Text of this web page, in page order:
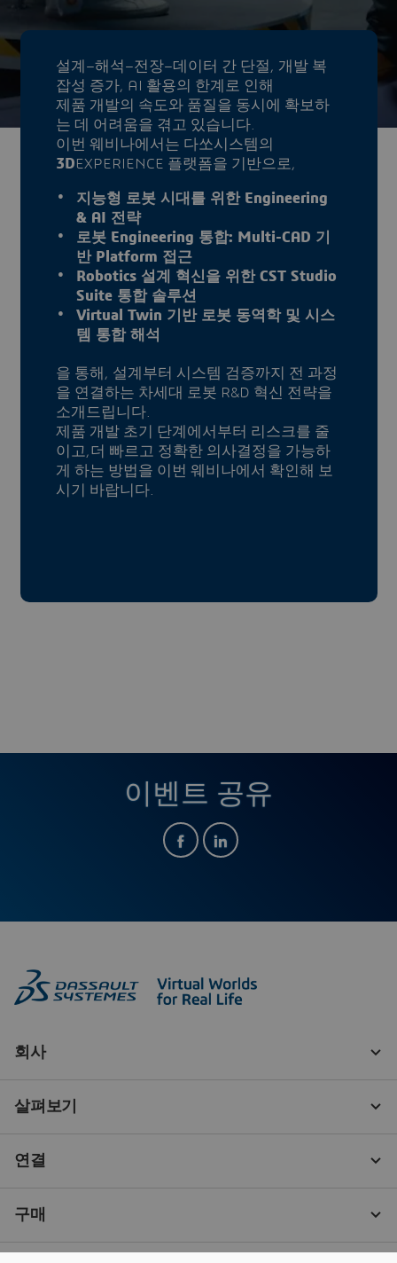
설계–해석–전장–데이터 간 단절, 개발 복
잡성 증가, AI 활용의 한계로 인해
제품 개발의 속도와 품질을 동시에 확보하
는 데 어려움을 겪고 있습니다.
이번 웨비나에서는 다쏘시스템의
3DEXPERIENCE 플랫폼을 기반으로,
지능형 로봇 시대를 위한 Engineering
& AI 전략
로봇 Engineering 통합: Multi-CAD 기
반 Platform 접근
Robotics 설계 혁신을 위한 CST Studio
Suite 통합 솔루션
Virtual Twin 기반 로봇 동역학 및 시스
템 통합 해석
을 통해, 설계부터 시스템 검증까지 전 과정
을 연결하는 차세대 로봇 R&D 혁신 전략을
소개드립니다.
제품 개발 초기 단계에서부터 리스크를 줄
이고,더 빠르고 정확한 의사결정을 가능하
게 하는 방법을 이번 웨비나에서 확인해 보
시기 바랍니다.
이벤트 공유